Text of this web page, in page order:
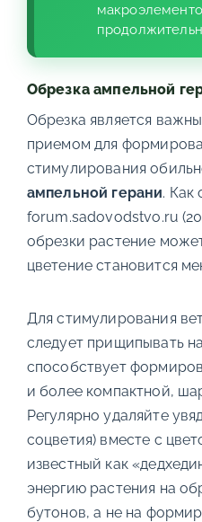
Обрезка ампельной
Обрезка является
приемом для
стимулирования
ампельной герани. Как
forum.sadovodstvo.ru
обрезки растение
цветение становится
Для стимулирования
следует прищипывать
способствует
и более компактной,
Регулярно удаляйте
соцветия) вместе с
известный как
энергию растения на
бутонов, а не на